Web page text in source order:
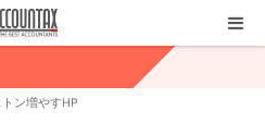
ービス
ン増やすHP